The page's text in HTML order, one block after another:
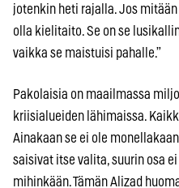
jotenkin heti rajalla. Jos
olla kielitaito. Se on se
vaikka se maistuisi pahalle.”
Pakolaisia on maailmassa
kriisialueiden lähimaissa.
Ainakaan se ei ole
saisivat itse valita, suurin osa
mihinkään. Tämän Alizad